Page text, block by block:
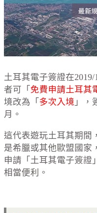
土耳其電子簽證在
者可「 免費申請土耳其
境改為「 多次入境 」，
月。
這代表遊玩土耳其期間
是希臘或其他歐盟國家
申請「土耳其電子簽證
相當便利。